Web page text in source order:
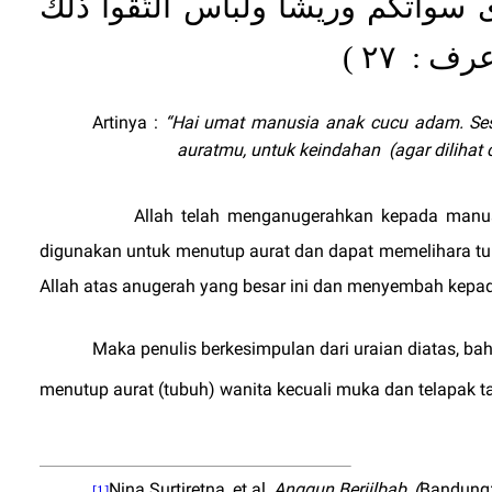
: ٢٧ )
Artinya : “Hai umat manusia anak cucu adam.
auratmu, untuk keindahan (agar dilihat
Allah telah menganugerahkan kepada
digunakan untuk menutup aurat dan dapat memelihara
Allah atas anugerah yang besar ini dan menyembah
Maka penulis berkesimpulan dari uraian diatas,
menutup aurat (tubuh) wanita kecuali muka dan telapak